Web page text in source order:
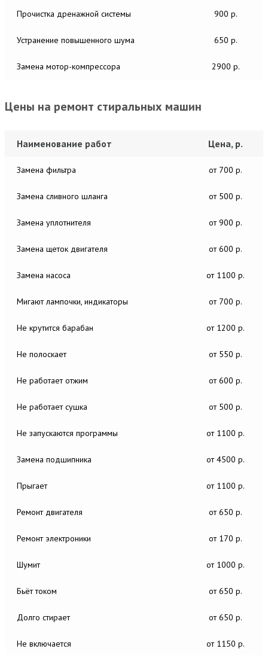
Прочистка дренажной системы 900 р.
Устранение повышенного шума 650 р.
Замена мотор-компрессора 2900 р.
Цены на ремонт стиральных машин
Наименование работ Цена, р.
Замена фильтра от 700 р.
Замена сливного шланга от 500 р.
Замена уплотнителя от 900 р.
Замена щеток двигателя от 600 р.
Замена насоса от 1100 р.
Мигают лампочки, индикаторы от 700 р.
Не крутится барабан от 1200 р.
Не полоскает от 550 р.
Не работает отжим от 600 р.
Не работает сушка от 500 р.
Не запускаются программы от 1100 р.
Замена подшипника от 4500 р.
Прыгает от 1100 р.
Ремонт двигателя от 650 р.
Ремонт электроники от 170 р.
Шумит от 1000 р.
Бьёт током от 650 р.
Долго стирает от 650 р.
Не включается от 1150 р.